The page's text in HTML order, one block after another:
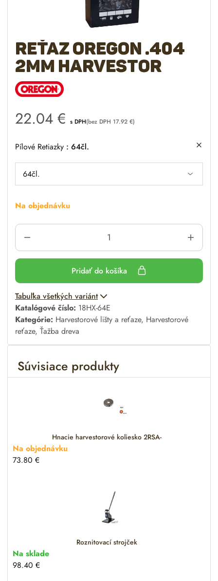
Reťaz OREGON .404
2mm Harvestor
22.04 € s DPH(bez DPH 17.92 €)
Pílové Retiazky 64čl.
Na objednávku
Pridať do košíka
A
l
t
e
r
a
t
Tabuľka všetkých variánt
Katalógové číslo: 18HX-64E
Kategórie: Harvestorové lišty a reťaze, Harvestorové
reťaze, Ťažba dreva
Súvisiace produkty
Hnacie harvestorové koliesko 2RSA-
Na objednávku
73.80 €
Roznitovací strojček
Na sklade
98.40 €